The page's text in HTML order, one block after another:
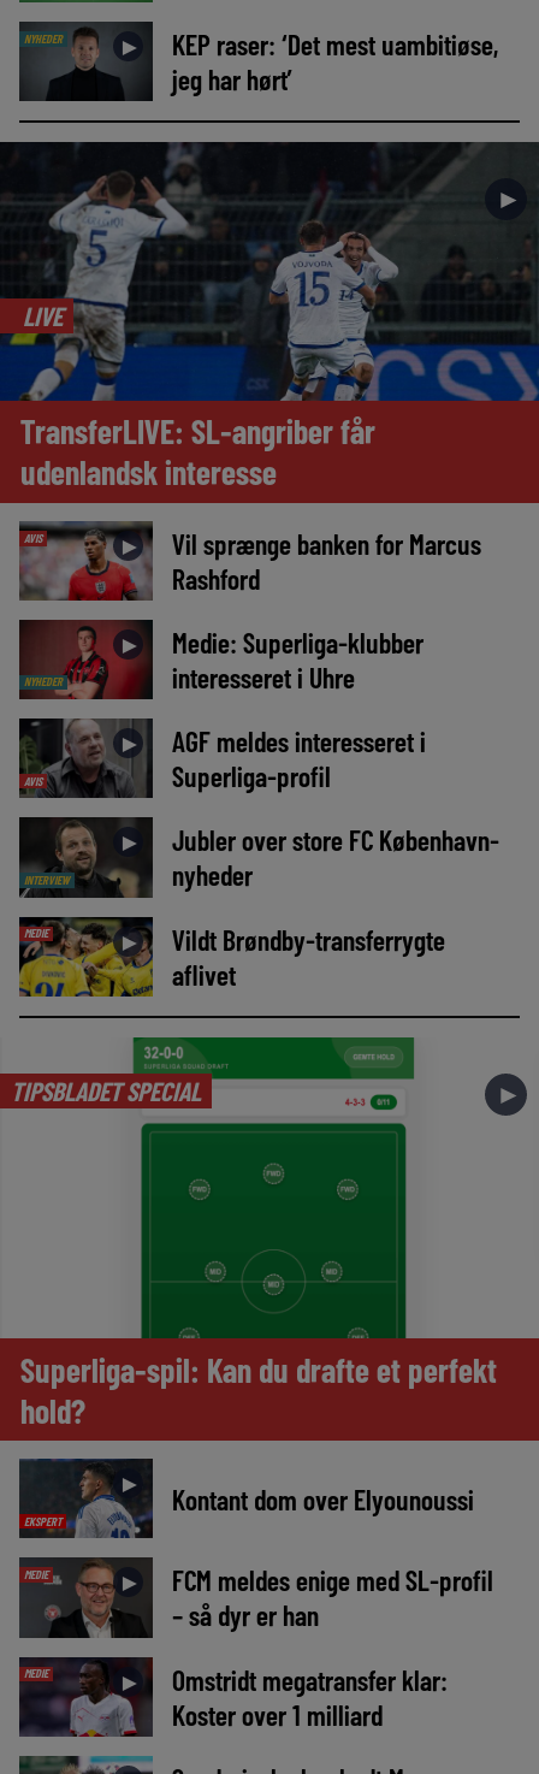
NYHEDER ►
KEP raser: ‘Det mest uambitiøse,
jeg har hørt’
►
LIVE
TransferLIVE: SL-angriber får
udenlandsk interesse
AVIS ►
Vil sprænge banken for Marcus
Rashford
NYHEDER
►
Medie: Superliga-klubber
interesseret i Uhre
AVIS
►
AGF meldes interesseret i
Superliga-profil
INTERVIEW
►
Jubler over store FC København-
nyheder
MEDIE ►
Vildt Brøndby-transferrygte
aflivet
TIPSBLADET SPECIAL ►
Superliga-spil: Kan du drafte et perfekt
hold?
EKSPERT
► Kontant dom over Elyounoussi
MEDIE ►
FCM meldes enige med SL-profil
– så dyr er han
MEDIE ►
Omstridt megatransfer klar:
Koster over 1 milliard